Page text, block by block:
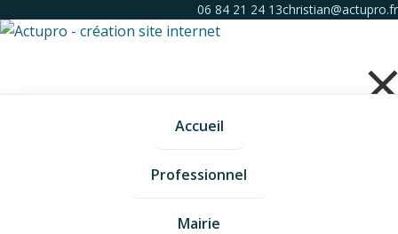
06 84 21 24 13christian@actupro.fr
Accueil
Professionnel
Mairie
Carte bancaire
Paiement sécurisé par carte
bancaire pour la confiserie